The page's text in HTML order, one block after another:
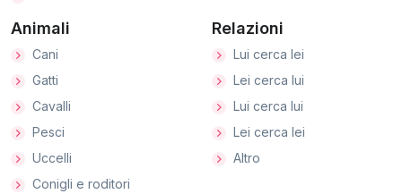
Animali
Cani
Gatti
Cavalli
Pesci
Uccelli
Conigli e roditori
Relazioni
Lui cerca lei
Lei cerca lui
Lui cerca lui
Lei cerca lei
Altro